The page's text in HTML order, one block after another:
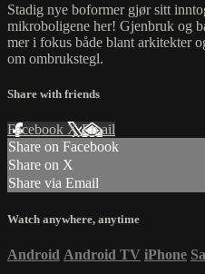
Stadig nye boformer gjør sitt
mikroboligene her! Gjenbruk og
mer i fokus både blant arkitekter
om ombrukstegl.
Share with friends
Facebook XEmail
Share on Facebook
Share on X
Share via Email
Watch anywhere, anytime
Android Android TV iPhone